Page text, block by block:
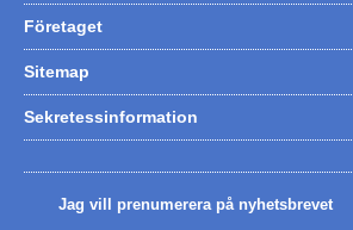
Företaget
Sitemap
Sekretessinformation
Jag vill prenumerera på nyhetsbrevet